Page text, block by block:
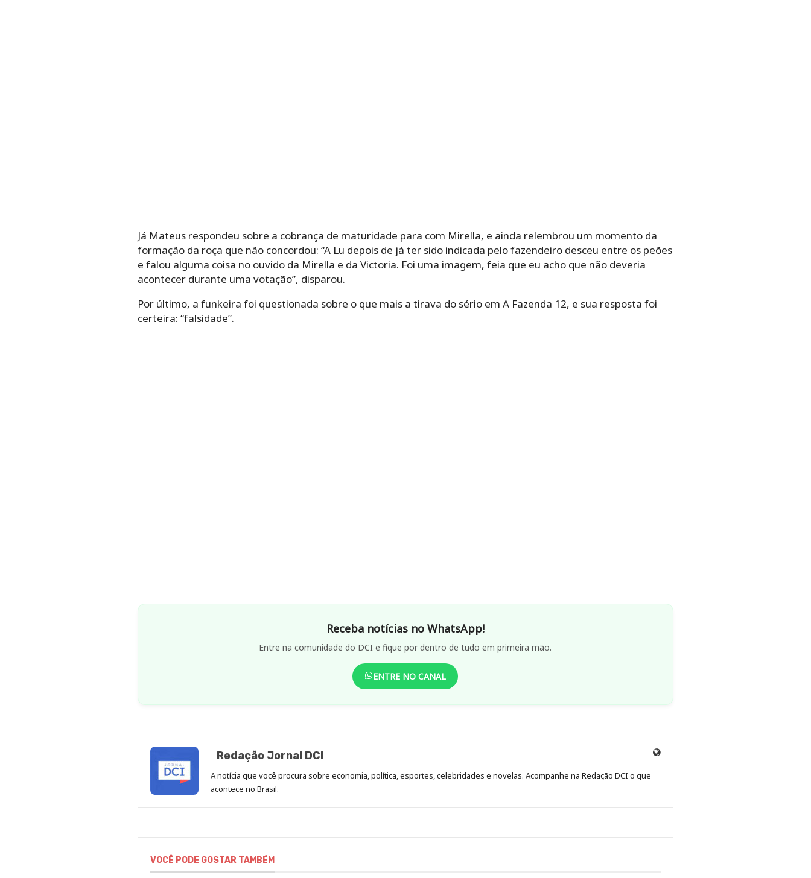
Já Mateus respondeu sobre a cobrança de maturidade para com Mirella, e ainda relembrou um momento da
formação da roça que não concordou: “A Lu depois de já ter sido indicada pelo fazendeiro desceu entre os peões
e falou alguma coisa no ouvido da Mirella e da Victoria. Foi uma imagem, feia que eu acho que não deveria
acontecer durante uma votação”, disparou.
Por último, a funkeira foi questionada sobre o que mais a tirava do sério em A Fazenda 12, e sua resposta foi
certeira: “falsidade”.
Receba notícias no WhatsApp!
Entre na comunidade do DCI e fique por dentro de tudo em primeira mão.
ENTRE NO CANAL
Redação Jornal DCI
Site
A notícia que você procura sobre economia, política, esportes, celebridades e novelas. Acompanhe na Redação DCI o que
acontece no Brasil.
VOCÊ PODE GOSTAR TAMBÉM